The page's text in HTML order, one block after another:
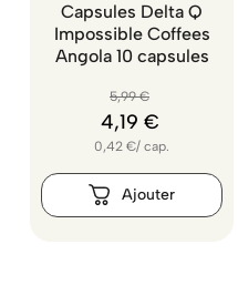
Capsules Delta Q
Impossible Coffees
Angola 10 capsules
5,99 €
4,19 €
0,42 €/ cap.